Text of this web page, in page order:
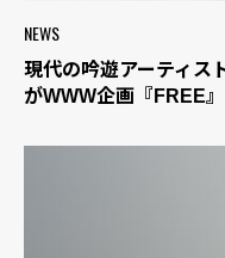
NEWS
現代の吟遊アーティス
がWWW企画『FREE